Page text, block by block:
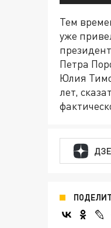
Тем
уже
Петра
Юлия
лет,